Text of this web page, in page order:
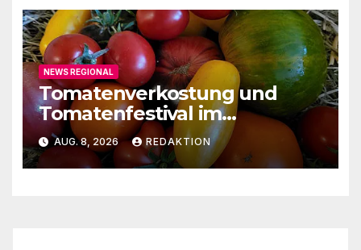
NEWS REGIONAL
Tomatenverkostung und
Tomatenfestival im
Naturparkzentrum
AUG. 8, 2026 REDAKTION